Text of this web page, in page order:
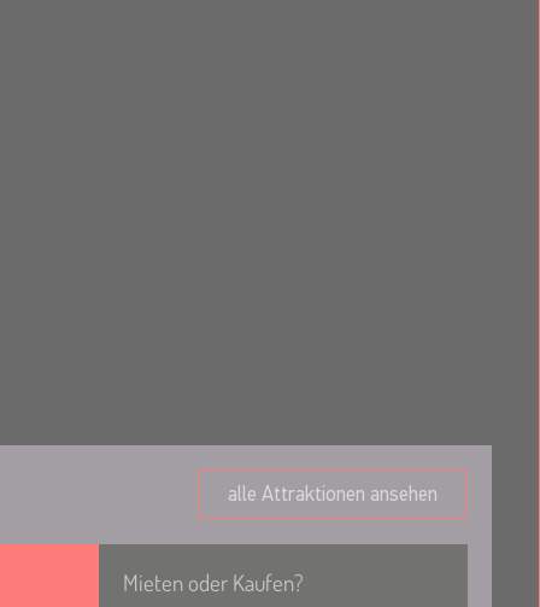
alle Attraktionen ansehen
Mieten oder Kaufen?